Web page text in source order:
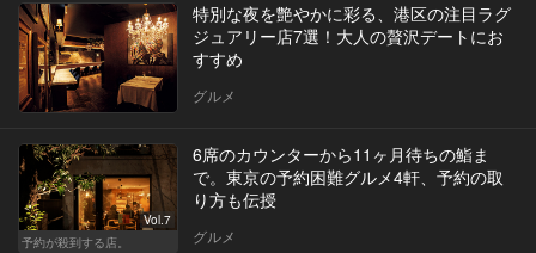
特別な夜を艶やかに彩る、港区の注目ラグ
ジュアリー店7選！大人の贅沢デートにお
すすめ
グルメ
Vol.7
予約が殺到する店。
6席のカウンターから11ヶ月待ちの鮨ま
で。東京の予約困難グルメ4軒、予約の取
り方も伝授
グルメ